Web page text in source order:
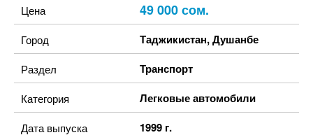
Цена 49 000 сом.
Город Таджикистан,Душанбе
Раздел Транспорт
Категория Легковые автомобили
Дата выпуска 1999 г.